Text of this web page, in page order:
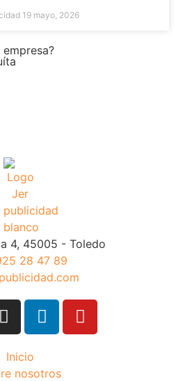
19 mayo, 2026
4, 45005 - Toledo
28 47 89
Inicio
nosotros